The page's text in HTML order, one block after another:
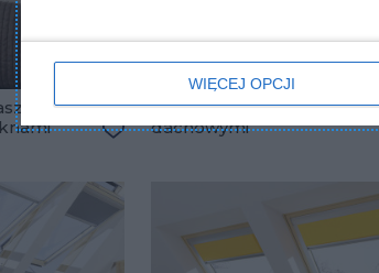
WIĘCEJ OPCJI
z cegłą
Projekt salonu z oknami
dachowymi